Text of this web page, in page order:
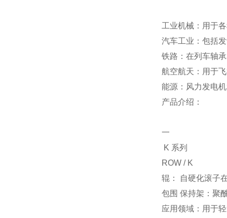
工业机械：用于
汽车工业：包括
铁路：在列车轴
航空航天：用于
能源：风力发电
产品介绍：
一
K 系列
ROW / K
辊： 自硬化滚子
包围 保持架：聚
应用领域：用于